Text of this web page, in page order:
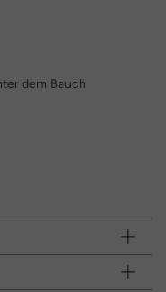
dem Bauch